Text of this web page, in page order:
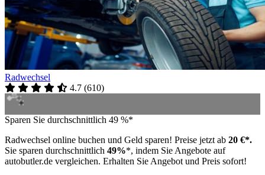
Radwechsel
4.7 (610)
Sparen Sie durchschnittlich 49 %*
Radwechsel online buchen und Geld sparen! Preise jetzt ab 20 €*.
Sie sparen durchschnittlich 49%*, indem Sie Angebote auf
autobutler.de vergleichen. Erhalten Sie Angebot und Preis sofort!